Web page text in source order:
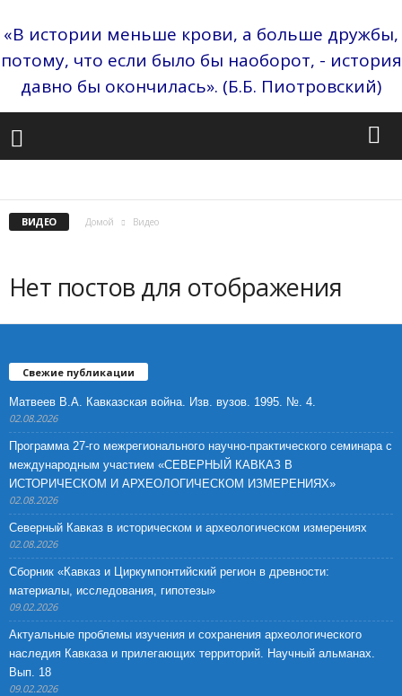
«В истории меньше крови, а больше дружбы,
потому, что если было бы наоборот, - история
давно бы окончилась». (Б.Б. Пиотровский)
НОВОСТИ
ПОПУЛЯРНО
ВИДЕО Домой Видео
Нет постов для отображения
Свежие публикации
Матвеев В.А. Кавказская война. Изв. вузов. 1995. №. 4.
02.08.2026
Программа 27-го межрегионального научно-практического семинара с
международным участием «СЕВЕРНЫЙ КАВКАЗ В
ИСТОРИЧЕСКОМ И АРХЕОЛОГИЧЕСКОМ ИЗМЕРЕНИЯХ»
02.08.2026
Северный Кавказ в историческом и археологическом измерениях
02.08.2026
Сборник «Кавказ и Циркумпонтийский регион в древности:
материалы, исследования, гипотезы»
09.02.2026
Актуальные проблемы изучения и сохранения археологического
наследия Кавказа и прилегающих территорий. Научный альманах.
Вып. 18
09.02.2026